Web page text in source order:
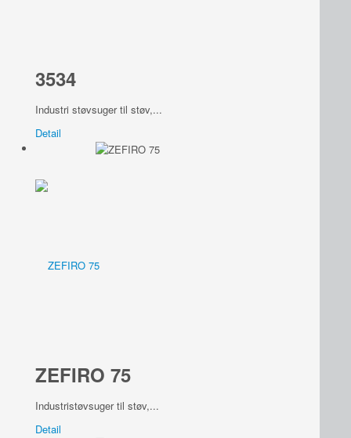
3534
Industri støvsuger til støv,...
Detail
ZEFIRO 75
Industristøvsuger til støv,...
Detail